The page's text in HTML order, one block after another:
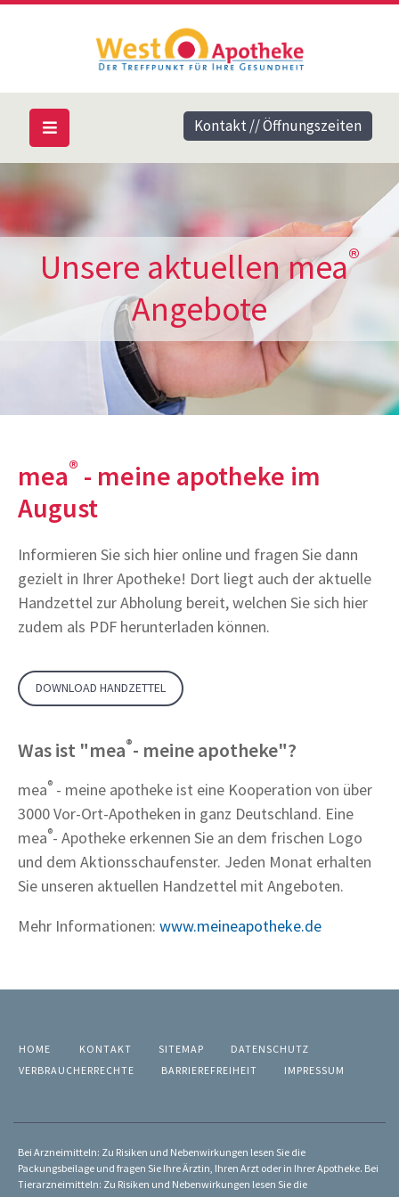
Unsere aktuellen mea®
Angebote
mea® - meine apotheke im
August
Informieren Sie sich hier online und fragen Sie dann
gezielt in Ihrer Apotheke! Dort liegt auch der aktuelle
Handzettel zur Abholung bereit, welchen Sie sich hier
zudem als PDF herunterladen können.
DOWNLOAD HANDZETTEL
Was ist "mea®- meine apotheke"?
mea® - meine apotheke ist eine Kooperation von über
3000 Vor-Ort-Apotheken in ganz Deutschland. Eine
mea®- Apotheke erkennen Sie an dem frischen Logo
und dem Aktionsschaufenster. Jeden Monat erhalten
Sie unseren aktuellen Handzettel mit Angeboten.
Mehr Informationen: www.meineapotheke.de
HOME KONTAKT SITEMAP
DATENSCHUTZ
VERBRAUCHERRECHTE
BARRIEREFREIHEIT IMPRESSUM
Bei Arzneimitteln: Zu Risiken und Nebenwirkungen lesen Sie die
Packungsbeilage und fragen Sie Ihre Ärztin, Ihren Arzt oder in Ihrer Apotheke. Bei
Tierarzneimitteln: Zu Risiken und Nebenwirkungen lesen Sie die
Kontakt // Öffnungszeiten